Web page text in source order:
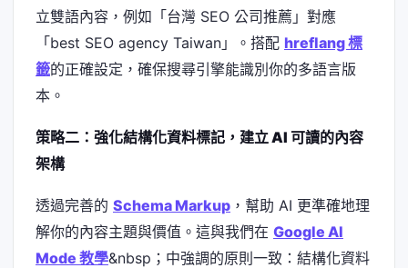
立雙語內容，例如「台灣 SEO 公司推薦」對應
「best SEO agency Taiwan」。搭配 hreflang 標
籤的正確設定，確保搜尋引擎能識別你的多語言版
本。
策略二：強化結構化資料標記，建立 AI 可讀的內容
架構
透過完善的 Schema Markup ，幫助 AI 更準確地理
解你的內容主題與價值。這與我們在 Google AI
Mode 教學&nbsp；中強調的原則一致：結構化資料